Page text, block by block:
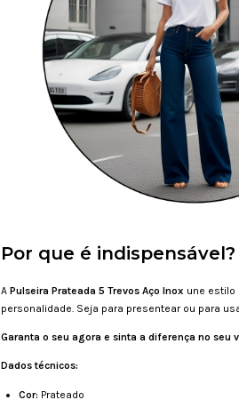
Por que é indispensável?
A Pulseira Prateada 5 Trevos Aço Inox une estilo
personalidade. Seja para presentear ou para
Garanta o seu agora e sinta a diferença no seu
Dados técnicos:
Cor: Prateado